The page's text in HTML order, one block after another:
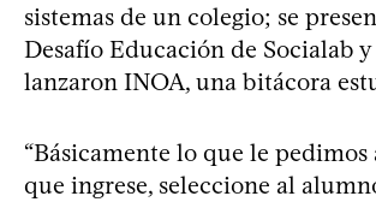
sistemas de un colegio; se
Desafío Educación de Socialab
lanzaron INOA, una bitácora
“Básicamente lo que le pedimos
que ingrese, seleccione al